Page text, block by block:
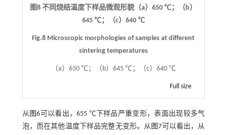
图8 不同烧结温度下样品微观形貌（a）650 ℃；（b）
645 ℃；（c）640 ℃
Fig.8 Microscopic morphologies of samples at different
sintering temperatures
（a）650 ℃；（b）645 ℃；（c）640 ℃
Full size
从图6 可以看出，655 ℃下样品严重变形，表面出现较多气
泡，而在其他温度下样品完整无变形。从图7 可以看出，从